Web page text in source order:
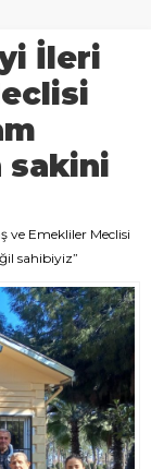
İleri
sakini
ve Emekliler Meclisi
sahibiyiz”